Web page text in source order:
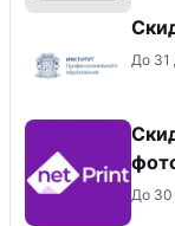
До 31
До 30